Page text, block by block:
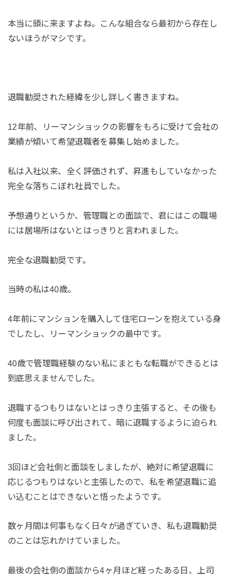
本当に頭に来ますよね。こんな組合なら最初から存在し
ないほうがマシです。
退職勧奨された経緯を少し詳しく書きますね。
12年前、リーマンショックの影響をもろに受けて会社の
業績が傾いて希望退職者を募集し始めました。
私は入社以来、全く評価されず、昇進もしていなかった
完全な落ちこぼれ社員でした。
予想通りというか、管理職との面談で、君にはこの職場
には居場所はないとはっきりと言われました。
完全な退職勧奨です。
当時の私は40歳。
4年前にマンションを購入して住宅ローンを抱えている身
でしたし、リーマンショックの最中です。
40歳で管理職経験のない私にまともな転職ができるとは
到底思えませんでした。
退職するつもりはないとはっきり主張すると、その後も
何度も面談に呼び出されて、暗に退職するように迫られ
ました。
3回ほど会社側と面談をしましたが、絶対に希望退職に
応じるつもりはないと主張したので、私を希望退職に追
い込むことはできないと悟ったようです。
数ヶ月間は何事もなく日々が過ぎていき、私も退職勧奨
のことは忘れかけていました。
最後の会社側の面談から4ヶ月ほど経ったある日、上司